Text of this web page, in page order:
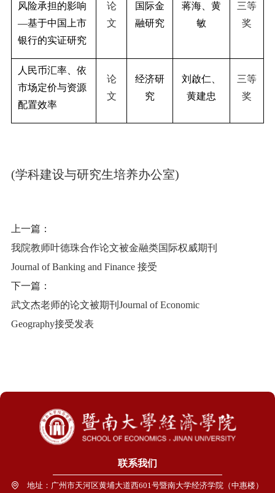
风险承担的影响
—基于中国上市
银行的实证研究
论
文
国际金
融研究
蒋海、黄
敏
三等
奖
人民币汇率、依
市场定价与资源
配置效率
论
文
经济研
究
刘啟仁、
黄建忠
三等
奖
(学科建设与研究生培养办公室)
上一篇：
我院教师叶德珠合作论文被金融类国际权威期刊
Journal of Banking and Finance 接受
下一篇：
武文杰老师的论文被期刊Journal of Economic
Geography接受发表
联系我们
地址：广州市天河区黄埔大道西601号暨南大学经济学院（中惠楼）